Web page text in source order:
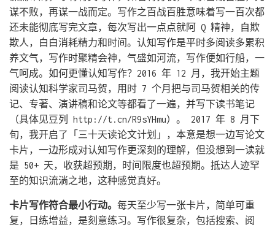
谋不败，再谋一战而定。写作之百战百胜意味着写一百次都
还未能彻底写完文章，每次写出一点点就阿 Q 精神，自欺
欺人，白白消耗精力和时间。认知写作是平时多阅读多累积
养文气，写作时聚精会神，气盛如河流，写作便如行船，一
气呵成。如何更懂认知写作？2016 年 12 月，我开始主题
阅读认知科学家司马贺，用时 7 个月把与司马贺相关的传
记、专著、演讲稿和论文等都看了一遍，并写下读书笔记
（具体见豆列 http://t.cn/R9sYHmu）。 2017 年 8 月下
旬，我开启了「三十天读论文计划」，本意是想一边写论文
卡片，一边形成对认知写作更深刻的理解，但没想到一读就
是 50+ 天，收获超预期，时间限度也超预期。抵达人迹罕
至的知识流淌之地，这种感觉真好。
卡片写作符合最小行动。 每天至少写一张卡片，简单可重
复，日练增益，是刻意练习。写作很复杂，包括搜索、阅